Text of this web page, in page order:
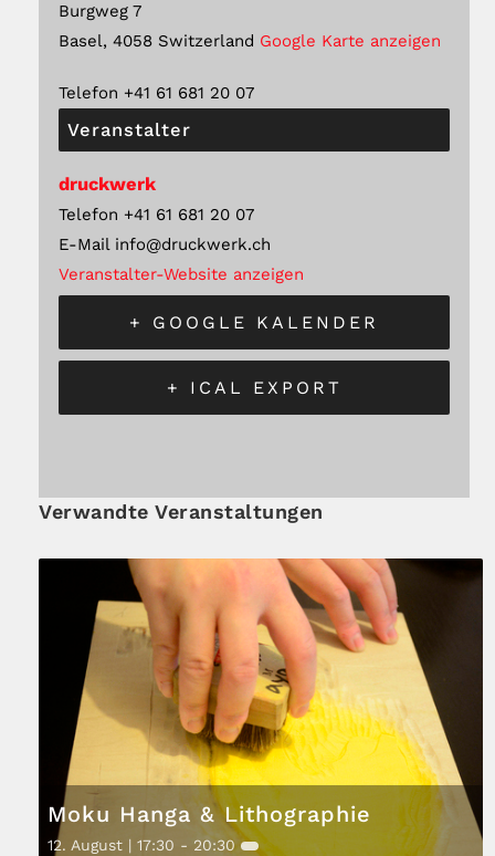
Burgweg 7
Basel, 4058 Switzerland Google Karte anzeigen
Telefon +41 61 681 20 07
Veranstalter
druckwerk
Telefon +41 61 681 20 07
E-Mail info@druckwerk.ch
Veranstalter-Website anzeigen
+ GOOGLE KALENDER
+ ICAL EXPORT
Verwandte Veranstaltungen
Moku Hanga & Lithographie
12. August | 17:30 - 20:30